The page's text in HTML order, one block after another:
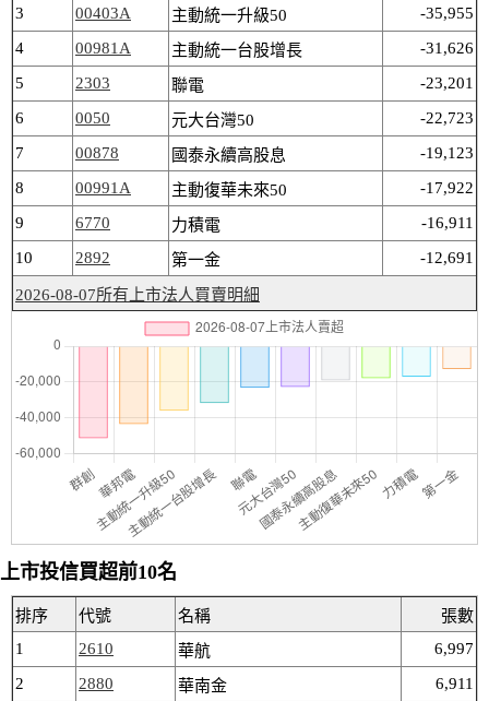
3
00403A 主動統一升級50
-35,955
4
00981A 主動統一台股增長
-31,626
5
2303 聯電
-23,201
6
0050 元大台灣50
-22,723
7
00878 國泰永續高股息
-19,123
8
00991A 主動復華未來50
-17,922
9
6770 力積電
-16,911
10
2892 第一金 -12,691
2026-08-07所有上市法人買賣明細
上市投信買超前10名
排序 代號 名稱
張數
1
2610 華航
6,997
2
2880 華南金
6,911